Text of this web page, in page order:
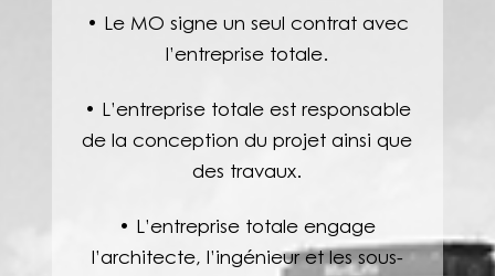
• Le MO signe un seul contrat avec
l’entreprise totale.
• L’entreprise totale est responsable
de la conception du projet ainsi que
des travaux.
• L’entreprise totale engage
l’architecte, l’ingénieur et les sous-